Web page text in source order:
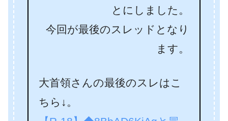
とにしました。
今回が最後のスレッドとなり
ます。
大首領さんの最後のスレはこ
ちら↓。